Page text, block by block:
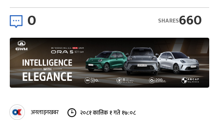
0 660
SHARES
अनलाइनखबर २०८१ कात्तिक १ गते १७:०८